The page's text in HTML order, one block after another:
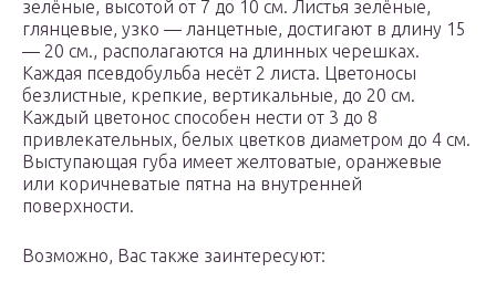
зелёные, высотой от 7 до 10 см. Листья зелёные,
глянцевые, узко — ланцетные, достигают в длину 15
— 20 см., располагаются на длинных черешках.
Каждая псевдобульба несёт 2 листа. Цветоносы
безлистные, крепкие, вертикальные, до 20 см.
Каждый цветонос способен нести от 3 до 8
привлекательных, белых цветков диаметром до 4 см.
Выступающая губа имеет желтоватые, оранжевые
или коричневатые пятна на внутренней
поверхности.
Возможно, Вас также заинтересуют: